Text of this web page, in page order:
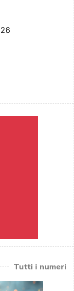
Tutti i numeri